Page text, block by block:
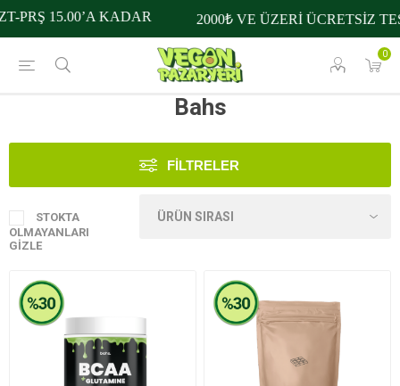
0
15.00’A KADAR 2000₺ VE ÜZERİ ÜCRETSİZ
Bahs
FILTRELER
STOKTA
OLMAYANLARI
GIZLE